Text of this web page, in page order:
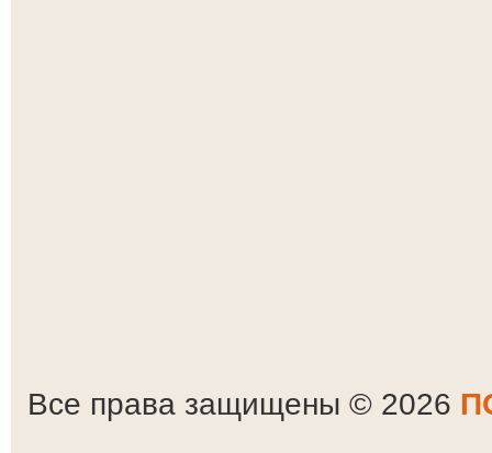
Все права защищены © 2026